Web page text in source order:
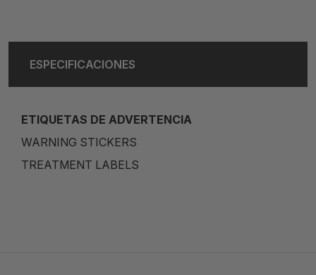
ESPECIFICACIONES
ETIQUETAS DE ADVERTENCIA
WARNING STICKERS
TREATMENT LABELS